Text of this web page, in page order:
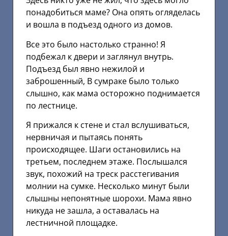
понадобиться маме? Она опять огляделась
и вошла в подъезд одного из домов.
Все это было настолько странно! Я
подбежал к двери и заглянул внутрь.
Подъезд был явно нежилой и
заброшенный, В сумраке было только
слышно, как мама осторожно поднимается
по лестнице.
Я прижался к стене и стал вслушиваться,
нервничая и пытаясь понять
происходящее. Шаги остановились на
третьем, последнем этаже. Послышался
звук, похожий на треск расстегивания
молнии на сумке. Несколько минут были
слышны непонятные шорохи. Мама явно
никуда не зашла, а оставалась на
лестничной площадке.